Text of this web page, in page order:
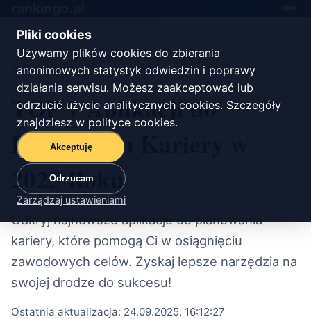
Pliki cookies
Używamy plików cookies do zbierania
anonimowych statystyk odwiedzin i poprawy
działania serwisu. Możesz zaakceptować lub
odrzucić użycie analitycznych cookies. Szczegóły
znajdziesz w polityce cookies.
Akceptuję
Odrzucam
Zarządzaj ustawieniami
Start/kariera
TOP 7 Aplikacji do
Planowania Kariery w
2025 Roku
Odkryj najnowsze aplikacje do planowania
kariery, które pomogą Ci w osiągnięciu
zawodowych celów. Zyskaj lepsze narzędzia na
swojej drodze do sukcesu!
Ostatnia aktualizacja: 24.09.2025, 16:12:27